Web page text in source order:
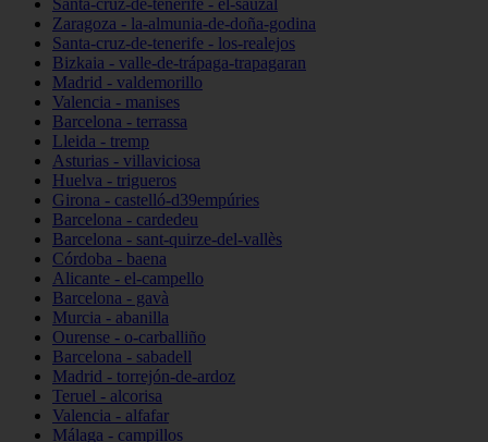
Santa-cruz-de-tenerife - el-sauzal
Zaragoza - la-almunia-de-doña-godina
Santa-cruz-de-tenerife - los-realejos
Bizkaia - valle-de-trápaga-trapagaran
Madrid - valdemorillo
Valencia - manises
Barcelona - terrassa
Lleida - tremp
Asturias - villaviciosa
Huelva - trigueros
Girona - castelló-d39empúries
Barcelona - cardedeu
Barcelona - sant-quirze-del-vallès
Córdoba - baena
Alicante - el-campello
Barcelona - gavà
Murcia - abanilla
Ourense - o-carballiño
Barcelona - sabadell
Madrid - torrejón-de-ardoz
Teruel - alcorisa
Valencia - alfafar
Málaga - campillos